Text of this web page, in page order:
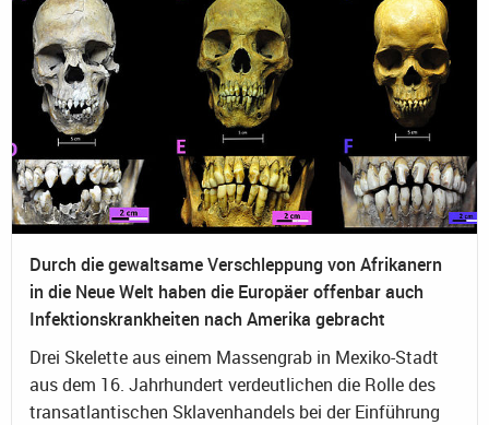
Durch die gewaltsame Verschleppung von Afrikanern
in die Neue Welt haben die Europäer offenbar auch
Infektionskrankheiten nach Amerika gebracht
Drei Skelette aus einem Massengrab in Mexiko-Stadt
aus dem 16. Jahrhundert verdeutlichen die Rolle des
transatlantischen Sklavenhandels bei der Einführung